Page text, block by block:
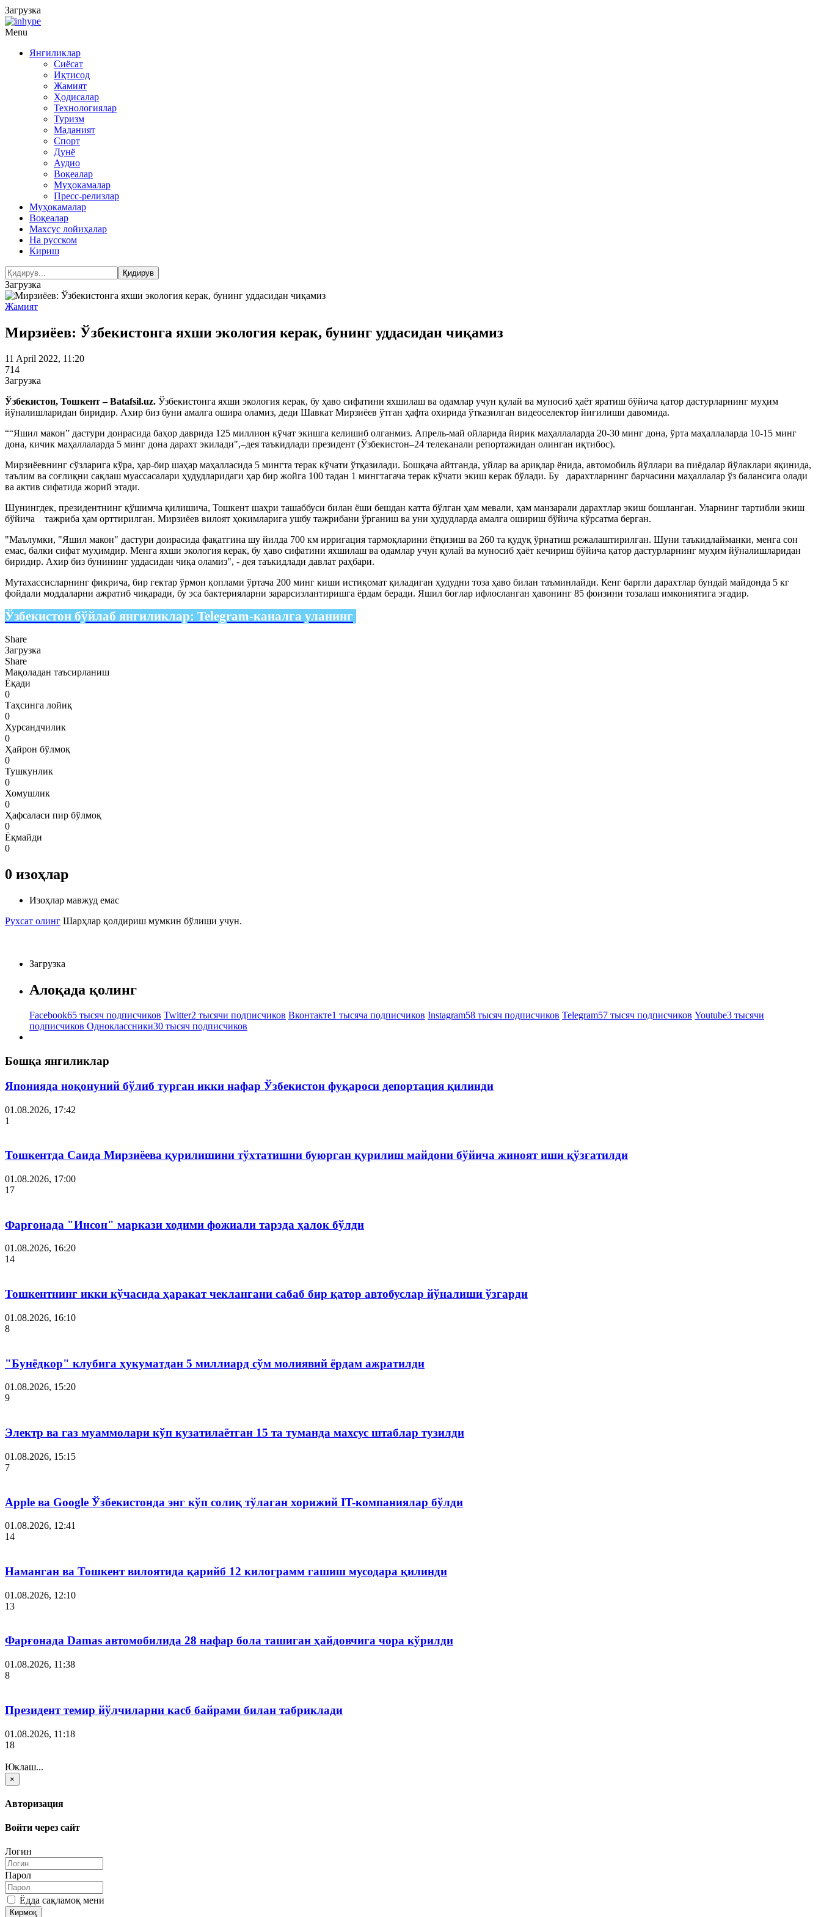
Загрузка
Menu
Янгиликлар
Сиёсат
Иқтисод
Жамият
Ҳодисалар
Технологиялар
Туризм
Маданият
Спорт
Дунё
Аудио
Воқеалар
Муҳокамалар
Пресс-релизлар
Муҳокамалар
Воқеалар
Махсус лойиҳалар
На русском
Кириш
Загрузка
Жамият
Мирзиёев: Ўзбекистонга яхши экология керак, бунинг уддасидан чиқамиз
11 April 2022, 11:20
714
Загрузка
Ўзбекистон, Тошкент – Batafsil.uz. Ўзбекистонга яхши экология керак, бу ҳаво сифатини яхшилаш ва одамлар учун қулай ва муносиб ҳаёт яратиш бўйича қатор дастурларнинг муҳим
йўналишларидан биридир. Ахир биз буни амалга ошира оламиз, деди Шавкат Мирзиёев ўтган ҳафта охирида ўтказилган видеоселектор йиғилиши давомида.
““Яшил макон” дастури доирасида баҳор даврида 125 миллион кўчат экишга келишиб олганмиз. Апрель-май ойларида йирик маҳаллаларда 20-30 минг дона, ўрта маҳаллаларда 10-15 минг
дона, кичик маҳаллаларда 5 минг дона дарахт экилади",–дея таъкидлади президент (Ўзбекистон–24 телеканали репортажидан олинган иқтибос).
Мирзиёевнинг сўзларига кўра, ҳар-бир шаҳар маҳалласида 5 мингта терак кўчати ўтқазилади. Бошқача айтганда, уйлар ва ариқлар ёнида, автомобиль йўллари ва пиёдалар йўлаклари яқинида,
таълим ва соғлиқни сақлаш муассасалари ҳудудларидаги ҳар бир жойга 100 тадан 1 мингтагача терак кўчати экиш керак бўлади. Бу дарахтларнинг барчасини маҳаллалар ўз балансига олади
ва актив сифатида жорий этади.
Шунингдек, президентнинг қўшимча қилишича, Тошкент шаҳри ташаббуси билан ёши бешдан катта бўлган ҳам мевали, ҳам манзарали дарахтлар экиш бошланган. Уларнинг тартибли экиш
бўйича тажриба ҳам орттирилган. Мирзиёев вилоят ҳокимларига ушбу тажрибани ўрганиш ва уни ҳудудларда амалга ошириш бўйича кўрсатма берган.
"Маълумки, "Яшил макон" дастури доирасида фақатгина шу йилда 700 км ирригация тармоқларини ётқизиш ва 260 та қудуқ ўрнатиш режалаштирилган. Шуни таъкидлайманки, менга сон
емас, балки сифат муҳимдир. Менга яхши экология керак, бу ҳаво сифатини яхшилаш ва одамлар учун қулай ва муносиб ҳаёт кечириш бўйича қатор дастурларнинг муҳим йўналишларидан
биридир. Ахир биз бунининг уддасидан чиқа оламиз", - дея таъкидлади давлат раҳбари.
Мутахассисларнинг фикрича, бир гектар ўрмон қоплами ўртача 200 минг киши истиқомат қиладиган ҳудудни тоза ҳаво билан таъминлайди. Кенг баргли дарахтлар бундай майдонда 5 кг
фойдали моддаларни ажратиб чиқаради, бу эса бактерияларни зарарсизлантиришга ёрдам беради. Яшил боғлар ифлосланган ҳавонинг 85 фоизини тозалаш имкониятига эгадир.
Ўзбекистон бўйлаб янгиликлар: Telegram-каналга уланинг
Share
Загрузка
Share
Мақоладан таъсирланиш
Ёқади
0
Таҳсинга лойиқ
0
Хурсандчилик
0
Ҳайрон бўлмоқ
0
Тушкунлик
0
Хомушлик
0
Ҳафсаласи пир бўлмоқ
0
Ёқмайди
0
0 изоҳлар
Изоҳлар мавжуд емас
Рухсат олинг Шарҳлар қолдириш мумкин бўлиши учун.
Загрузка
Алоқада қолинг
Facebook65 тысяч подписчиков Twitter2 тысячи подписчиков Вконтакте1 тысяча подписчиков Instagram58 тысяч подписчиков Telegram57 тысяч подписчиков Youtube3 тысячи
подписчиков Одноклассники30 тысяч подписчиков
Бошқа янгиликлар
Японияда ноқонуний бўлиб турган икки нафар Ўзбекистон фуқароси депортация қилинди
01.08.2026, 17:42
1
Тошкентда Саида Мирзиёева қурилишини тўхтатишни буюрган қурилиш майдони бўйича жиноят иши қўзғатилди
01.08.2026, 17:00
17
Фарғонада "Инсон" маркази ходими фожиали тарзда ҳалок бўлди
01.08.2026, 16:20
14
Тошкентнинг икки кўчасида ҳаракат чеклангани сабаб бир қатор автобуслар йўналиши ўзгарди
01.08.2026, 16:10
8
"Бунёдкор" клубига ҳукуматдан 5 миллиард сўм молиявий ёрдам ажратилди
01.08.2026, 15:20
9
Электр ва газ муаммолари кўп кузатилаётган 15 та туманда махсус штаблар тузилди
01.08.2026, 15:15
7
Apple ва Google Ўзбекистонда энг кўп солиқ тўлаган хорижий IT-компаниялар бўлди
01.08.2026, 12:41
14
Наманган ва Тошкент вилоятида қарийб 12 килограмм гашиш мусодара қилинди
01.08.2026, 12:10
13
Фарғонада Damas автомобилида 28 нафар бола ташиган ҳайдовчига чора кўрилди
01.08.2026, 11:38
8
Президент темир йўлчиларни касб байрами билан табриклади
01.08.2026, 11:18
18
Юклаш...
×
Авторизация
Войти через сайт
Логин
Парол
Ёдда сақламоқ мени